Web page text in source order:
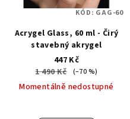
Acrygel Glass, 60 ml - Čirý
stavebný akrygel
447 Kč
1 490 Kč
(–70 %)
Momentálně nedostupné
KÓD: GAG-60